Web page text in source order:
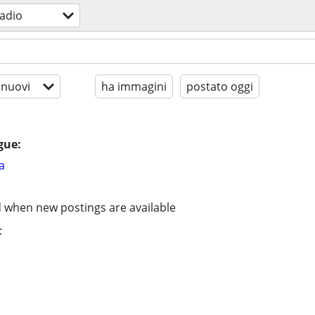
ha immagini postato oggi
new postings are available